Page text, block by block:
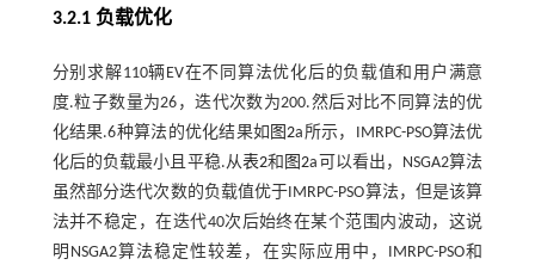
3.2.1 负载优化
分别求解110辆EV在不同算法优化后的负载值和用户满意
度.粒子数量为26，迭代次数为200.然后对比不同算法的优
化结果.6种算法的优化结果如 图2a所示，IMRPC-PSO算法优
化后的负载最小且平稳.从表2和 图2a可以看出，NSGA2算法
虽然部分迭代次数的负载值优于IMRPC-PSO算法，但是该算
法并不稳定，在迭代40次后始终在某个范围内波动，这说
明NSGA2算法稳定性较差，在实际应用中，IMRPC-PSO和